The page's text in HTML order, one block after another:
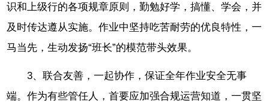
识和上级行的各项规章原则，勤勉好学，搞懂、学会，并
及时传达遵从实施。作业中坚持吃苦耐劳的优良特性，一
马当先，生动发扬“班长”的模范带头效果。
3、联合友善，一起协作，保证全年作业安全无事
端。作为有些管任人，首要应加强合规运营知道，一贯坚